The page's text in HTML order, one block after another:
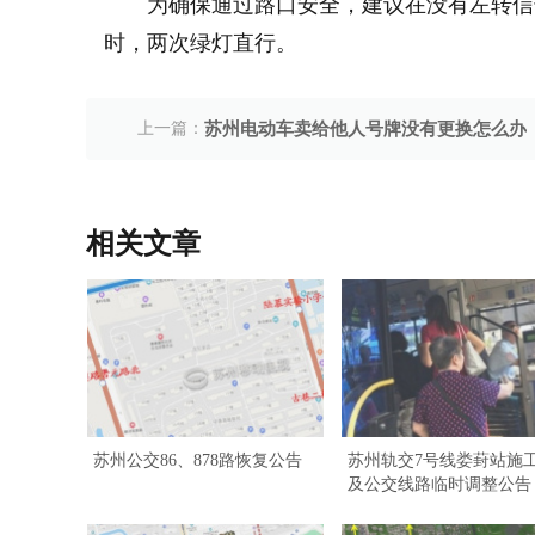
为确保通过路口安全，建议在没有左转
时，两次绿灯直行。
上一篇： 苏州电动车卖给他人号牌没有更换怎么办
相关文章
苏州公交86、878路恢复公告
苏州轨交7号线娄葑站施
及公交线路临时调整公告